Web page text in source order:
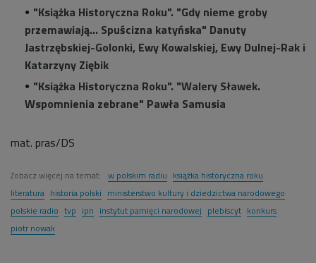
"Książka Historyczna Roku". "Gdy nieme groby
przemawiają… Spuścizna katyńska" Danuty
Jastrzębskiej-Golonki, Ewy Kowalskiej, Ewy Dulnej-Rak i
Katarzyny Ziębik
"Książka Historyczna Roku". "Walery Sławek.
Wspomnienia zebrane" Pawła Samusia
mat. pras/DS
Zobacz więcej na temat: w polskim radiu książka historyczna roku
literatura historia polski ministerstwo kultury i dziedzictwa narodowego
polskie radio tvp ipn instytut pamięci narodowej plebiscyt konkurs
piotr nowak